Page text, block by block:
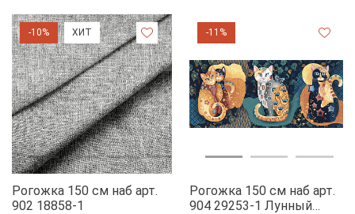
-10% ХИТ
Рогожка 150 см наб арт.
902 18858-1
-11%
Рогожка 150 см наб арт.
904 29253-1 Лунный